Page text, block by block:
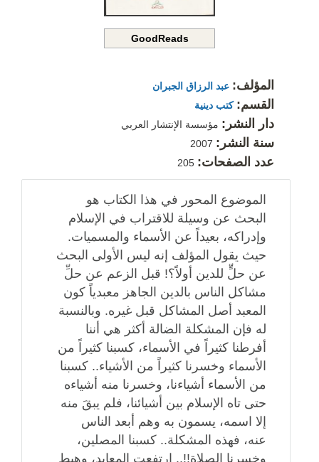
GoodReads
المؤلف: عبد الرزاق الجبران
القسم: كتب دينية
دار النشر: مؤسسة الإنتشار العربي
سنة النشر:
عدد الصفحات:
الموضوع المحور في هذا الكتاب هو
البحث عن وسيلة للاقتراب في الإسلام
وإدراكه، بعيداً عن الأسماء والمسميات.
حيث يقول المؤلف إنه ليس الأولى البحث
عن حلٍّ للدين أولاً؟! قبل الزعم عن حلِّ
مشاكل الناس بالدين الجاهز معبدياً كون
المعبد أصل المشاكل قبل غيره. وبالنسبة
له فإن المشكلة الضالة أكثر هي أننا
أفرطنا كثيراً في الأسماء، كسبنا كثيراً من
الأسماء وخسرنا كثيراً من الأشياء.. كسبنا
من الأسماء أشياءنا، وخسرنا منه أشياءه
حتى تاه الإسلام بين أشيائنا، فلم يبقَ منه
إلا اسمه، يسمون به وهم أبعد الناس
عنه، فهذه المشكلة.. كسبنا المصلين،
وخسرنا الصلاة!!.. ارتفعت المعابد، وهبط